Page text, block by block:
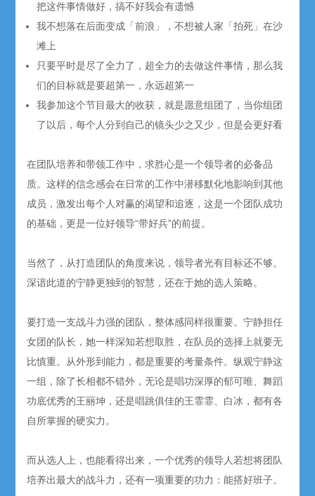
把这件事情做好，搞不好我会有遗憾
我不想落在后面变成「前浪」，不想被人家「拍死」在沙
滩上
只要平时是尽了全力了，超全力的去做这件事情，那么我
们的目标就是要超第一，永远超第一
我参加这个节目最大的收获，就是愿意组团了，当你组团
了以后，每个人分到自己的镜头少之又少，但是会更好看
在团队培养和带领工作中，求胜心是一个领导者的必备品
质。这样的信念感会在日常的工作中潜移默化地影响到其他
成员，激发出每个人对赢的渴望和追逐，这是一个团队成功
的基础，更是一位好领导“带好兵”的前提。
当然了，从打造团队的角度来说，领导者光有目标还不够。
深谙此道的宁静更独到的智慧，还在于她的选人策略。
要打造一支战斗力强的团队，整体感同样很重要。宁静担任
女团的队长，她一样深知若想取胜，在队员的选择上就要无
比慎重。从外形到能力，都是重要的考量条件。纵观宁静这
一组，除了长相都不错外，无论是唱功深厚的郁可唯、舞蹈
功底优秀的王丽坤，还是唱跳俱佳的王霏霏、白冰，都有各
自所掌握的硬实力。
而从选人上，也能看得出来，一个优秀的领导人若想将团队
培养出最大的战斗力，还有一项重要的功力：能搭好班子。